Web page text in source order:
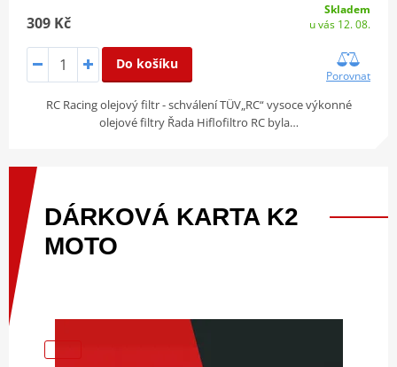
309 Kč
Skladem
u vás 12. 08.
Do košíku
Porovnat
RC Racing olejový filtr - schválení TÜV„RC“ vysoce výkonné
olejové filtry Řada Hiflofiltro RC byla…
DÁRKOVÁ KARTA K2
MOTO